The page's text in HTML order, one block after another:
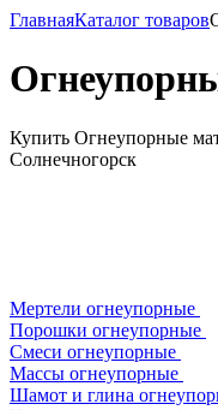
ГлавнаяКаталог товаров
Купить Огнеупорные
Солнечногорск
Мертели огнеупорные
Порошки огнеупорные
Смеси огнеупорные
Массы огнеупорные
Шамот и глина